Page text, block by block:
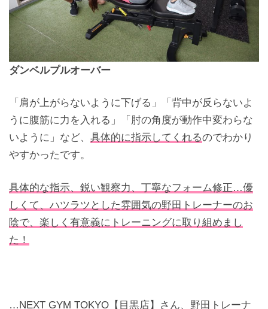
ダンベルプルオーバー
「肩が上がらないように下げる」「背中が反らないよ
うに腹筋に力を入れる」「肘の角度が動作中変わらな
いように」など、 具体的に指示してくれるのでわかり
やすかったです。
具体的な指示、鋭い観察力、丁寧なフォーム修正…優
しくて、ハツラツとした雰囲気の野田トレーナーのお
陰で、楽しく有意義にトレーニングに取り組めまし
た！
…NEXT GYM TOKYO【目黒店】さん、野田トレーナ